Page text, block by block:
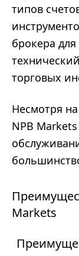
типов
брокера
торговых
Несмотря
NPB
Markets